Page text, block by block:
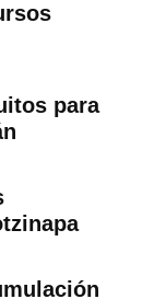
para